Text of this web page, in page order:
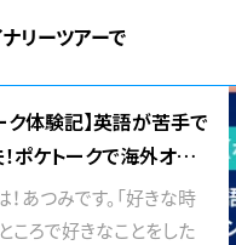
リーツアーで
ク体験記】英語が苦手で
ポケトークで海外オプ
アーをもっと楽しく！
！あつみです。「好きな時
ころで好きなことをした